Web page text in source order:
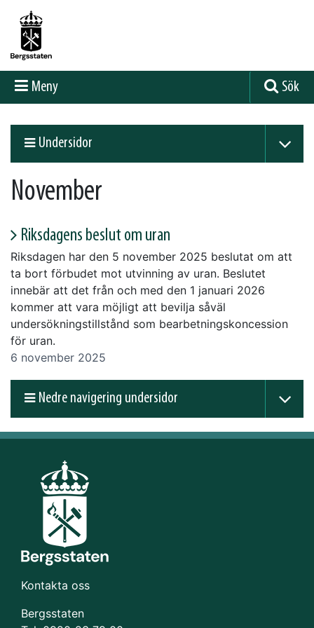
Meny Sök
Undersidor
November
Riksdagens beslut om uran
Riksdagen har den 5 november 2025 beslutat om att
ta bort förbudet mot utvinning av uran. Beslutet
innebär att det från och med den 1 januari 2026
kommer att vara möjligt att bevilja såväl
undersökningstillstånd som bearbetningskoncession
för uran.
6 november 2025
Nedre navigering undersidor
Kontakta oss
Bergsstaten